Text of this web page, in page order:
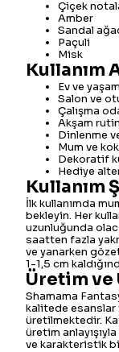
Çiçek
Amber
Sandal
Paçuli
Misk
Kullanım
Ev ve
Salon ve
Çalışma
Akşam
Dinlenme
Mum ve
Dekoratif
Hediye
Kullanım
İlk kullanımda
bekleyin. Her
uzunluğunda
saatten fazla
ve yanarken
1-1,5 cm
Üretim ve
Shamama
kalitede esanslar
üretilmektedir.
üretim
ve karakteristik